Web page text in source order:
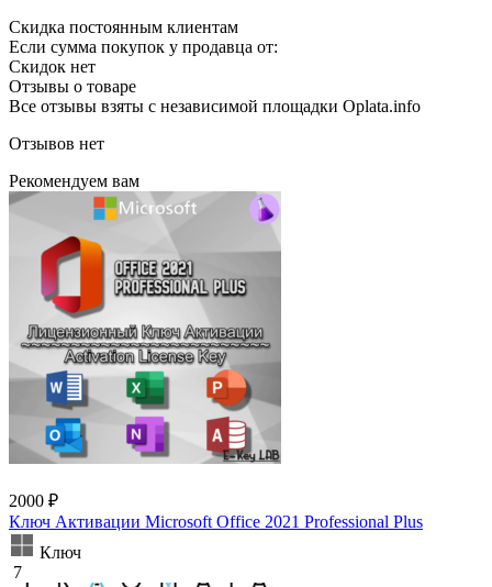
Скидка постоянным клиентам
Если сумма покупок у продавца от:
Скидок нет
Отзывы о товаре
Все отзывы взяты с независимой площадки Oplata.info
Отзывов нет
Рекомендуем вам
2000 ₽
Ключ Активации Microsoft Office 2021 Professional Plus
Ключ
7